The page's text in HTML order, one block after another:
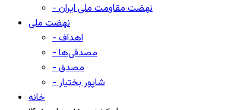
- نهضت مقاومت ملی ایران
نهضت ملی
- اهداف
- مصدقی‌ها
- مصدق
- شاپور بختیار
خانه